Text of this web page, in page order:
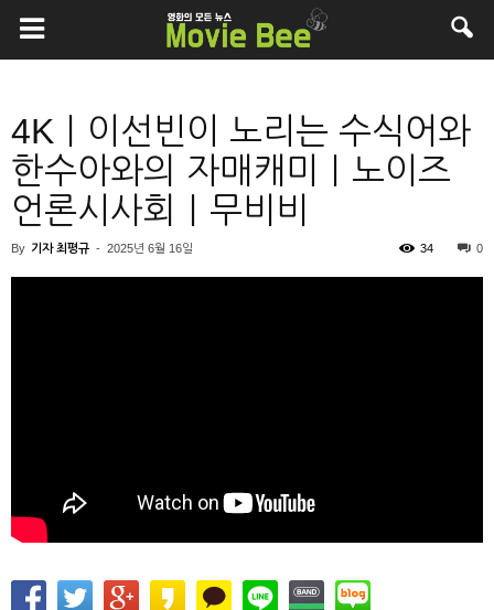
4K｜이선빈이 노리는 수식어와
한수아와의 자매캐미｜노이즈
언론시사회｜무비비
By 기자 최평규 - 2025년 6월 16일 0
34